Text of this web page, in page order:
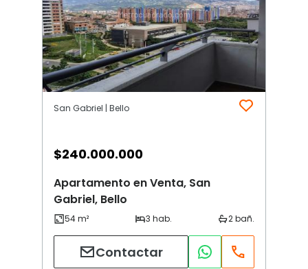
San Gabriel | Bello
$240.000.000
Apartamento en Venta, San
Gabriel, Bello
Contactar